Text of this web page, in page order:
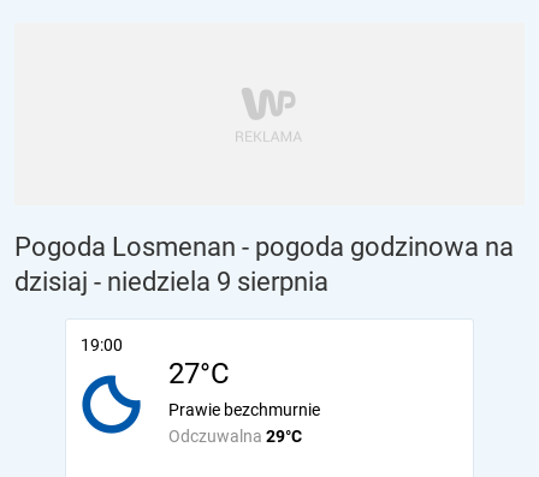
Pogoda Losmenan - pogoda godzinowa na
dzisiaj - niedziela 9 sierpnia
19:00
27°C
Odczuwalna 29°C
Prawie bezchmurnie